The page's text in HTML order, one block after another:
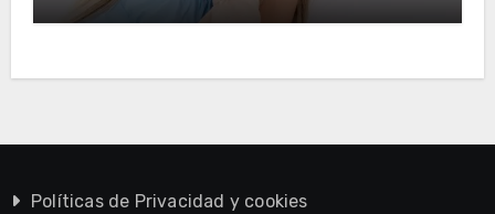
Políticas de Privacidad y cookies